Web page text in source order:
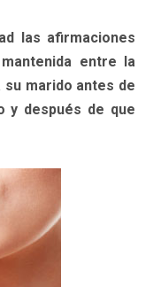
las afirmaciones
entre la
marido antes de
y después de que